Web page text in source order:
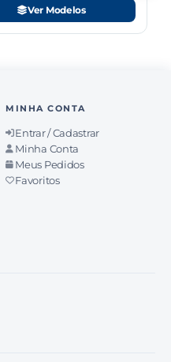
Ver Modelos
MINHA CONTA
Entrar / Cadastrar
Minha Conta
Meus Pedidos
Favoritos